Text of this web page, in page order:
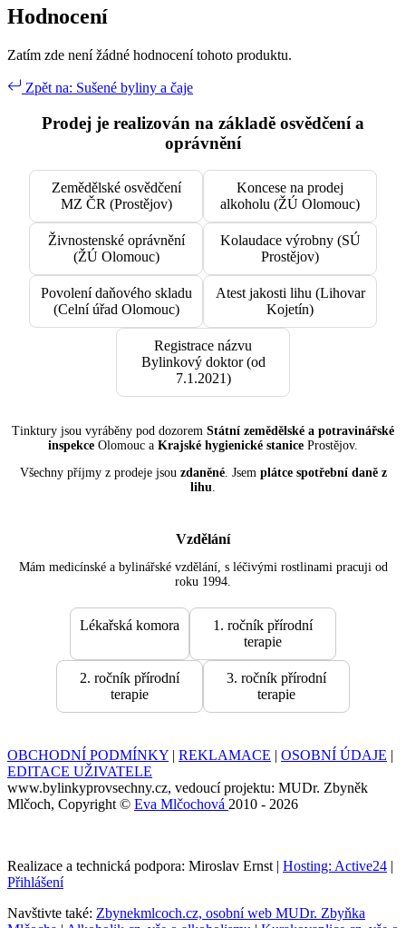
Hodnocení
Zatím zde není žádné hodnocení tohoto produktu.
Zpět na: Sušené byliny a čaje
Prodej je realizován na základě osvědčení a
oprávnění
Zemědělské osvědčení
MZ ČR (Prostějov)
Koncese na prodej
alkoholu (ŽÚ Olomouc)
Živnostenské oprávnění
(ŽÚ Olomouc)
Kolaudace výrobny (SÚ
Prostějov)
Povolení daňového skladu
(Celní úřad Olomouc)
Atest jakosti lihu (Lihovar
Kojetín)
Registrace názvu
Bylinkový doktor (od
7.1.2021)
Tinktury jsou vyráběny pod dozorem Státní zemědělské a potravinářské
inspekce Olomouc a Krajské hygienické stanice Prostějov.
Všechny příjmy z prodeje jsou zdaněné. Jsem plátce spotřební daně z
lihu.
Vzdělání
Mám medicínské a bylinářské vzdělání, s léčivými rostlinami pracuji od
roku 1994.
Lékařská komora
1. ročník přírodní
terapie
2. ročník přírodní
terapie
3. ročník přírodní
terapie
OBCHODNÍ PODMÍNKY | REKLAMACE | OSOBNÍ ÚDAJE |
EDITACE UŽIVATELE
www.bylinkyprovsechny.cz, vedoucí projektu: MUDr. Zbyněk
Mlčoch, Copyright © Eva Mlčochová 2010 - 2026
Realizace a technická podpora: Miroslav Ernst | Hosting: Active24 |
Přihlášení
Navštivte také: Zbynekmlcoch.cz, osobní web MUDr. Zbyňka